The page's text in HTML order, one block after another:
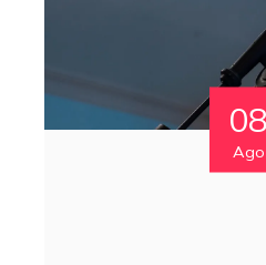
08
Ago